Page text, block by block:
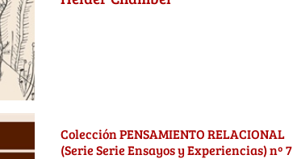
Colección PENSAMIENTO RELACIONAL
(Serie Serie Ensayos y Experiencias) nº 7